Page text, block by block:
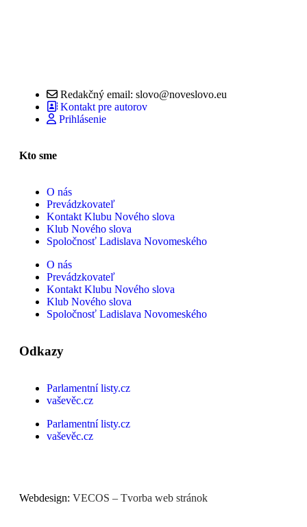
Redakčný email: slovo@noveslovo.eu
Kontakt pre autorov
Prihlásenie
Kto sme
O nás
Prevádzkovateľ
Kontakt Klubu Nového slova
Klub Nového slova
Spoločnosť Ladislava Novomeského
O nás
Prevádzkovateľ
Kontakt Klubu Nového slova
Klub Nového slova
Spoločnosť Ladislava Novomeského
Odkazy
Parlamentní listy.cz
vaševěc.cz
Parlamentní listy.cz
vaševěc.cz
Webdesign: VECOS – Tvorba web stránok